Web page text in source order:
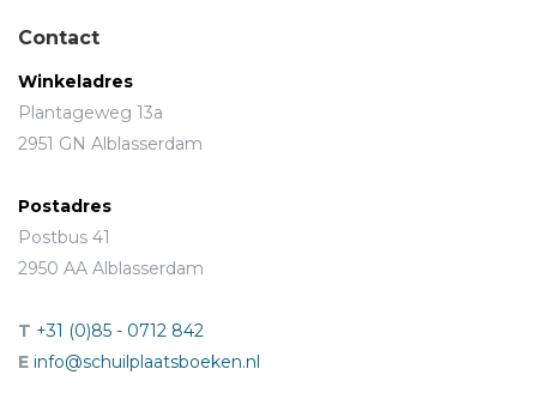
Contact
Winkeladres
Plantageweg 13a
2951 GN Alblasserdam
Postadres
Postbus 41
2950 AA Alblasserdam
T +31 (0)85 - 0712 842
E info@schuilplaatsboeken.nl